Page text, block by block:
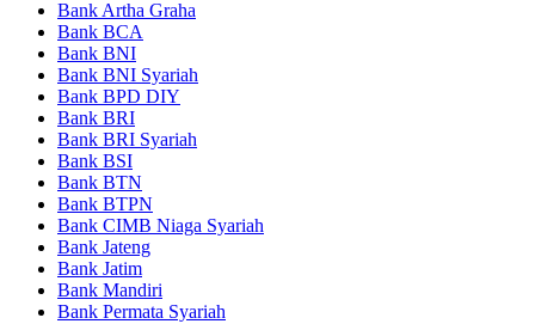
Bank Artha Graha
Bank BCA
Bank BNI
Bank BNI Syariah
Bank BPD DIY
Bank BRI
Bank BRI Syariah
Bank BSI
Bank BTN
Bank BTPN
Bank CIMB Niaga Syariah
Bank Jateng
Bank Jatim
Bank Mandiri
Bank Permata Syariah